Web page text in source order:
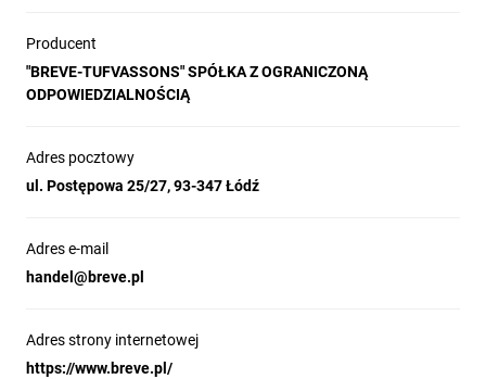
Producent
"BREVE-TUFVASSONS" SPÓŁKA Z OGRANICZONĄ
ODPOWIEDZIALNOŚCIĄ
Adres pocztowy
ul. Postępowa 25/27, 93-347 Łódź
Adres e-mail
handel@breve.pl
Adres strony internetowej
https://www.breve.pl/